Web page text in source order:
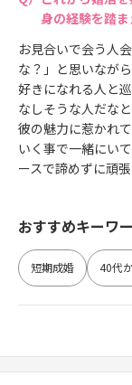
身の経験を踏ま
お見合いで会う人
な？」と思いなが
好きになれる人と
なしそうな人だな
彼の魅力に惹かれ
いく事で一緒にい
ースで諦めずに頑張
おすすめキーワ
短期成婚 40代